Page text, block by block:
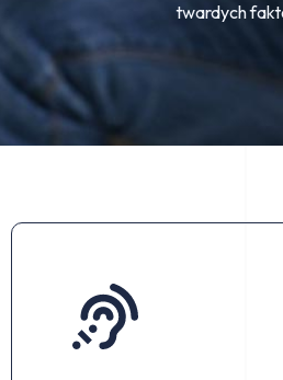
twardych